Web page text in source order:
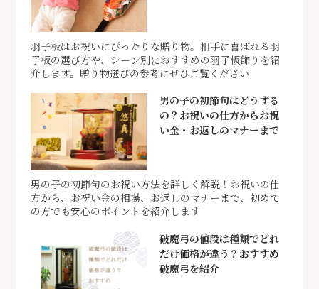
羽子板はお祝いにぴったりな贈り物。相手に喜ばれる羽
子板の選び方や、シーン別におすすめの羽子板飾りを紹
介します。贈り物選びの参考にぜひご覧ください
男の子の初節句はどうする
の？お祝いの仕方からお祝
い金・お返しのマナーまで
男の子の初節句のお祝い方法を詳しく解説！お祝いの仕
方から、お祝い金の相場、お返しのマナーまで、初めて
の方でも安心のポイントを紹介します
破魔弓の値段は種類でどれ
だけ価格が違う？おすすめ
破魔弓を紹介